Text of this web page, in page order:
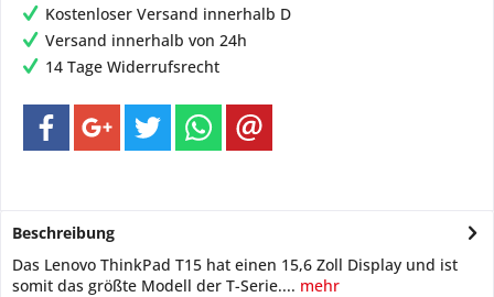
Kostenloser Versand innerhalb D
Versand innerhalb von 24h
14 Tage Widerrufsrecht
Beschreibung
Das Lenovo ThinkPad T15 hat einen 15,6 Zoll Display und ist
somit das größte Modell der T-Serie.... mehr